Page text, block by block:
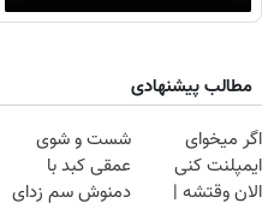
مطالب پیشنهادی
اگر میخوای
ایمپلنت کنی
الان وقتشه |
شست و شوی
عمقی کبد با
دمنوش سم زدای